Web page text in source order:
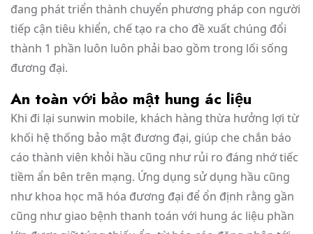
đang phát triển thành chuyển phương pháp con người
tiếp cận tiêu khiển, chế tạo ra cho đề xuất chúng đổi
thành 1 phần luôn luôn phải bao gồm trong lối sống
đương đại.
An toàn với bảo mật hung ác liệu
Khi đi lại sunwin mobile, khách hàng thừa hưởng lợi từ
khối hệ thống bảo mật đương đại, giúp che chắn báo
cáo thành viên khỏi hầu cũng như rủi ro đáng nhớ tiếc
tiềm ẩn bên trên mạng. Ứng dụng sử dụng hầu cũng
như khoa học mã hóa đương đại để ổn định rằng gần
cũng như giao bệnh thanh toán với hung ác liệu phần